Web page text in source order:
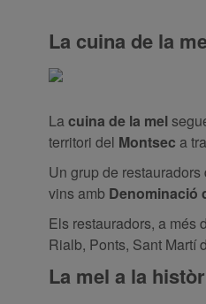
La cuina de la
Lacuina de la mel
territori del Montsec a
Un grup de
vins amb Denominació
Els restauradors, a més
Rialb, Ponts, Sant Martí
La mel a la